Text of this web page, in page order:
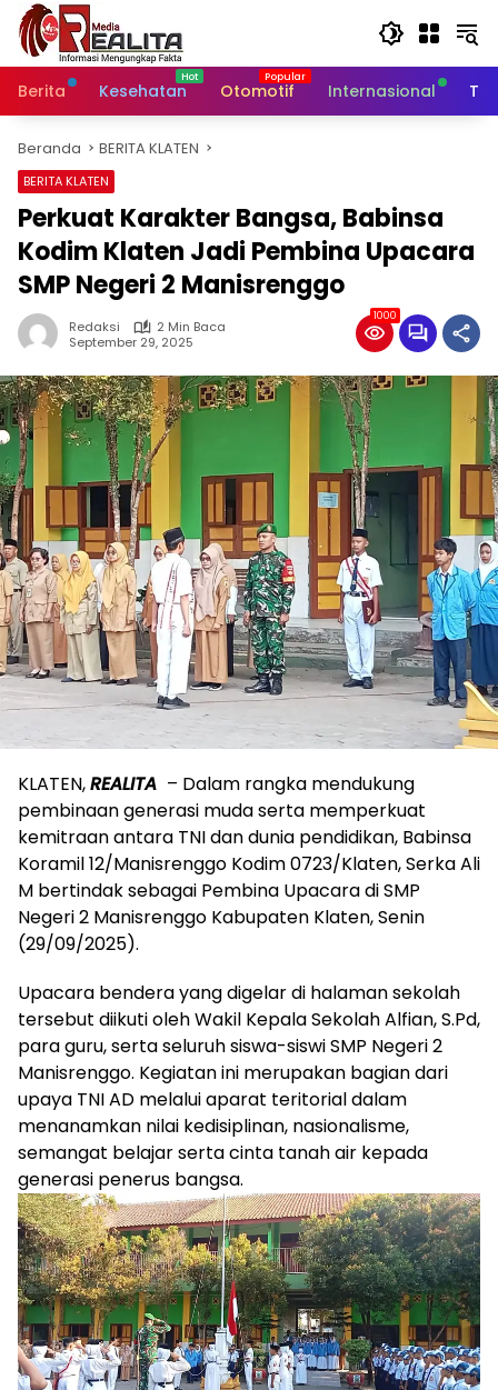
Langsung
konten
Berita
Kesehatan Otomotif Internasional
Beranda BERITA KLATEN
BERITA KLATEN
Perkuat Karakter Bangsa, Babinsa
Kodim Klaten Jadi Pembina Upacara
SMP Negeri 2 Manisrenggo
Redaksi
2 Min Baca
September 29, 2025
1000
KLATEN,REALITA – Dalam rangka mendukung
pembinaan generasi muda serta memperkuat
kemitraan antara TNI dan dunia pendidikan, Babinsa
Koramil 12/Manisrenggo Kodim 0723/Klaten, Serka Ali
M bertindak sebagai Pembina Upacara di SMP
Negeri 2 Manisrenggo Kabupaten Klaten, Senin
(29/09/2025).
Upacara bendera yang digelar di halaman sekolah
tersebut diikuti oleh Wakil Kepala Sekolah Alfian, S.Pd,
para guru, serta seluruh siswa-siswi SMP Negeri 2
Manisrenggo. Kegiatan ini merupakan bagian dari
upaya TNI AD melalui aparat teritorial dalam
menanamkan nilai kedisiplinan, nasionalisme,
semangat belajar serta cinta tanah air kepada
generasi penerus bangsa.